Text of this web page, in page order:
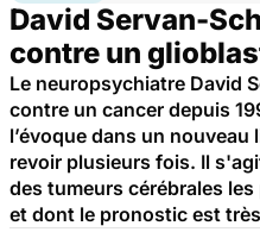
David Servan-
contre un
Le neuropsychiatre David
contre un cancer depuis
l’évoque dans un nouveau
revoir plusieurs fois. Il
des tumeurs cérébrales
et dont le pronostic est